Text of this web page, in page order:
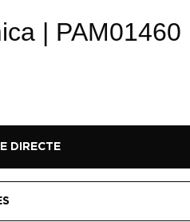
| PAM01460
DIRECTE